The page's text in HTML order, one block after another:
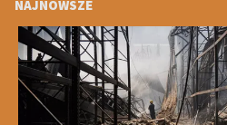
NAJNOWSZE